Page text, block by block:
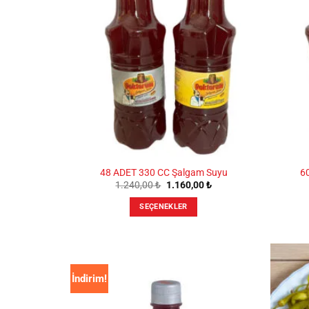
Seçenekler
ürün
sayfasından
seçilebilir
48 ADET 330 CC Şalgam Suyu
1.240,00₺ Orijinal
1.240,00 ₺.
1.160,00₺Şu
SEÇENEKLER
varyasyonu
var.
İndirim!